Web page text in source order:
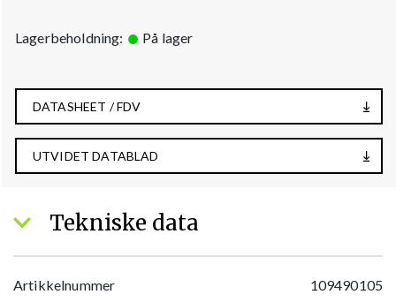
Lagerbeholdning: På lager
DATASHEET / FDV
UTVIDET DATABLAD
Tekniske data
Artikkelnummer 109490105